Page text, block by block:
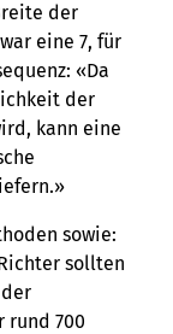
der
eine 7, für
«Da
der
kann eine
sowie:
sollten
rund 700